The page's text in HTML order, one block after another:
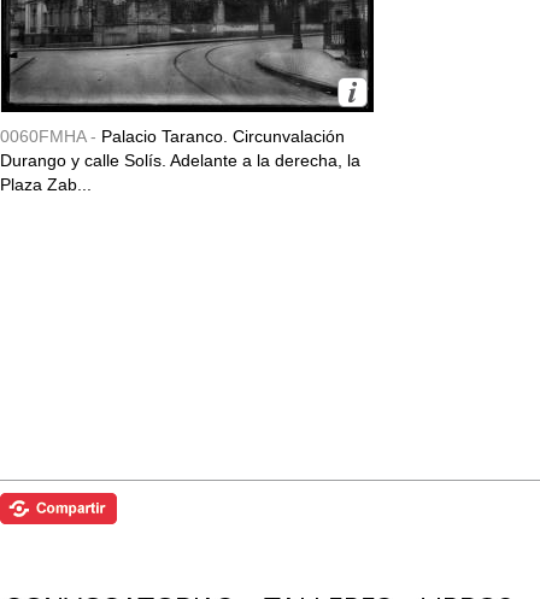
0060FMHA - Palacio Taranco. Circunvalación
Durango y calle Solís. Adelante a la derecha, la
Plaza Zab...